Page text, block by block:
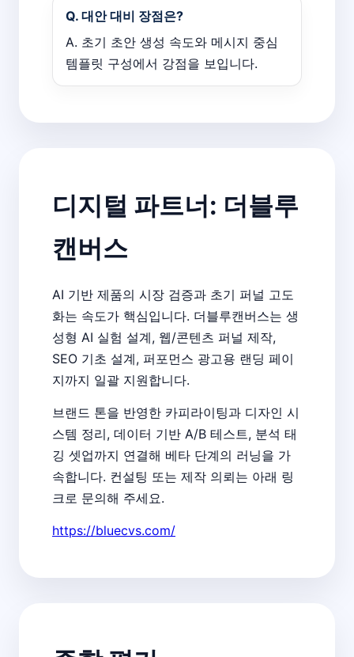
Q. 대안 대비 장점은?
A. 초기 초안 생성 속도와 메시지 중심
템플릿 구성에서 강점을 보입니다.
디지털 파트너: 더블루
캔버스
AI 기반 제품의 시장 검증과 초기 퍼널 고도
화는 속도가 핵심입니다. 더블루캔버스는 생
성형 AI 실험 설계, 웹/콘텐츠 퍼널 제작,
SEO 기초 설계, 퍼포먼스 광고용 랜딩 페이
지까지 일괄 지원합니다.
브랜드 톤을 반영한 카피라이팅과 디자인 시
스템 정리, 데이터 기반 A/B 테스트, 분석 태
깅 셋업까지 연결해 베타 단계의 러닝을 가
속합니다. 컨설팅 또는 제작 의뢰는 아래 링
크로 문의해 주세요.
https://bluecvs.com/